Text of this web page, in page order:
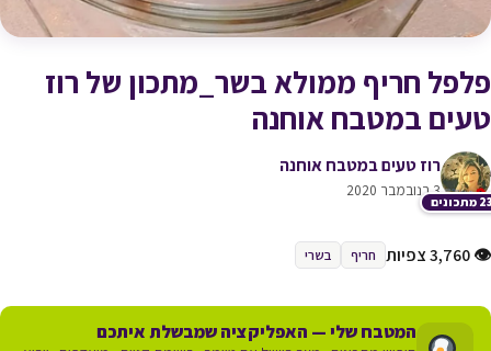
פלפל חריף ממולא בשר_מתכון של רוז
טעים במטבח אוחנה
רוז טעים במטבח אוחנה
3 בנובמבר 2020
👁 3,760 צפיות חריף בשרי
המטבח שלי — האפליקציה שמבשלת איתכם